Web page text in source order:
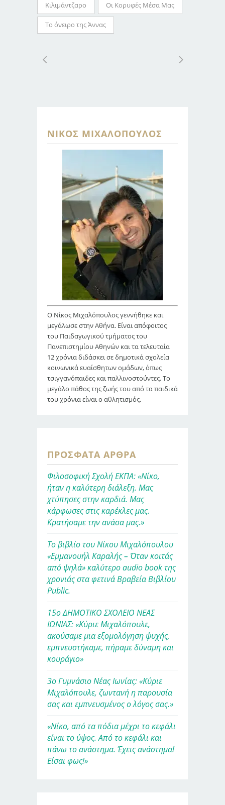
Κιλιμάντζαρο Οι Κορυφές Μέσα Μας
Το όνειρο της Άννας
ΝΊΚΟΣ ΜΙΧΑΛΌΠΟΥΛΟΣ
Ο Νίκος Μιχαλόπουλος γεννήθηκε και
μεγάλωσε στην Αθήνα. Είναι απόφοιτος
του Παιδαγωγικού τμήματος του
Πανεπιστημίου Αθηνών και τα τελευταία
12 χρόνια διδάσκει σε δημοτικά σχολεία
κοινωνικά ευαίσθητων ομάδων, όπως
τσιγγανόπαιδες και παλλινοστούντες. Το
μεγάλο πάθος της ζωής του από τα παιδικά
του χρόνια είναι ο αθλητισμός.
ΠΡΌΣΦΑΤΑ ΆΡΘΡΑ
Φιλοσοφική Σχολή ΕΚΠΑ: «Νίκο,
ήταν η καλύτερη διάλεξη. Μας
χτύπησες στην καρδιά. Μας
κάρφωσες στις καρέκλες μας.
Κρατήσαμε την ανάσα μας.»
Το βιβλίο του Νίκου Μιχαλόπουλου
«Εμμανουήλ Καραλής – Όταν κοιτάς
από ψηλά» καλύτερο audio book της
χρονιάς στα φετινά Βραβεία Βιβλίου
Public.
15ο ΔΗΜΟΤΙΚΟ ΣΧΟΛΕΙΟ ΝΕΑΣ
ΙΩΝΙΑΣ: «Κύριε Μιχαλόπουλε,
ακούσαμε μια εξομολόγηση ψυχής,
εμπνευστήκαμε, πήραμε δύναμη και
κουράγιο»
3ο Γυμνάσιο Νέας Ιωνίας: «Κύριε
Μιχαλόπουλε, ζωντανή η παρουσία
σας και εμπνευσμένος ο λόγος σας.»
«Νίκο, από τα πόδια μέχρι το κεφάλι
είναι το ύψος. Από το κεφάλι και
πάνω το ανάστημα. Έχεις ανάστημα!
Είσαι φως!»